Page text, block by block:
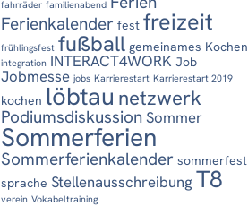
fahrräder familienabend
Ferienkalender fest freizeit
frühlingsfest fußball gemeinames Kochen
integration INTERACT4WORK Job
Jobmesse jobs Karrierestart Karrierestart 2019
kochen löbtau netzwerk
PodiumsdiskussionSommer
Sommerferien
Sommerferienkalender sommerfest
sprache Stellenausschreibung T8
verein Vokabeltraining